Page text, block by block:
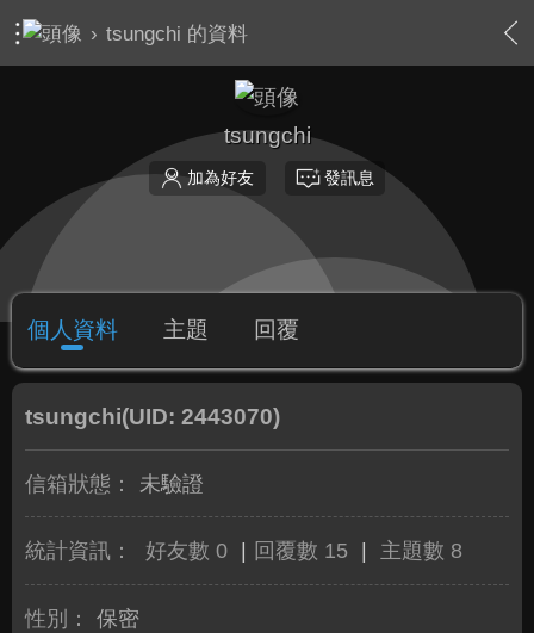
› tsungchi 的資料
tsungchi
加為好友 發訊息
個人資料 主題 回覆
tsungchi(UID: 2443070)
信箱狀態： 未驗證
統計資訊： 好友數 0 回覆數 15 主題數 8
性別：
保密